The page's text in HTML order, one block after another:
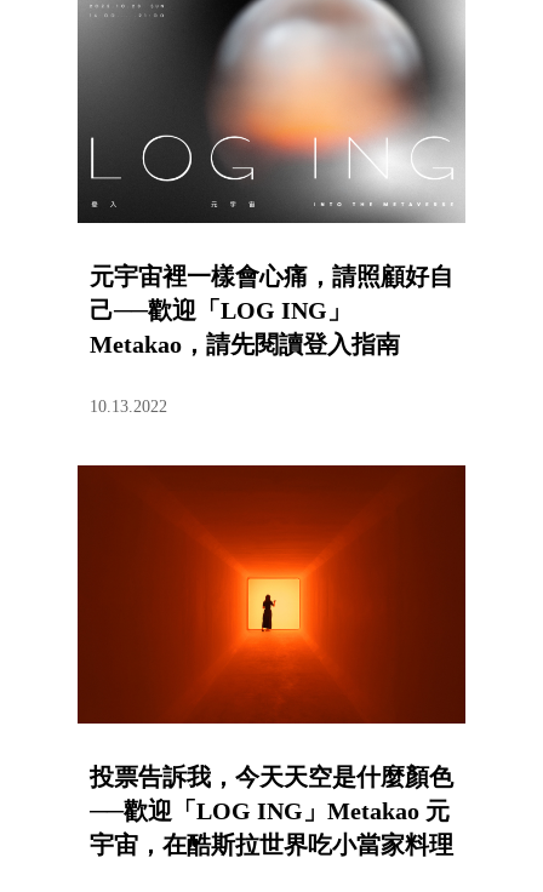
元宇宙裡一樣會心痛，請照顧好自
己──歡迎「LOG ING」
Metakao，請先閱讀登入指南
10.13.2022
投票告訴我，今天天空是什麼顏色
──歡迎「LOG ING」Metakao 元
宇宙，在酷斯拉世界吃小當家料理